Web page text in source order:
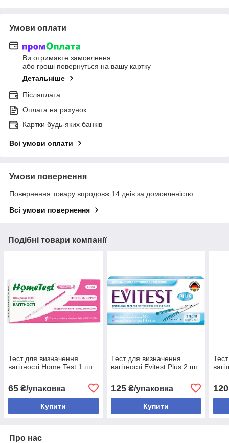
Умови оплати
Ви отримаєте замовлення
або гроші повернуться на вашу картку
Детальніше
Післяплата
Оплата на рахунок
Картки будь-яких банків
Всі умови оплати
Умови повернення
Повернення товару впродовж 14 днів за домовленістю
Всі умови повернення
Подібні товари компанії
Тест для визначення
вагітності Home Test 1 шт.
65 ₴/упаковка
Купити
Тест для визначення
вагітності Evitest Plus 2 шт.
125₴/упаковка
Купити
120
Про нас